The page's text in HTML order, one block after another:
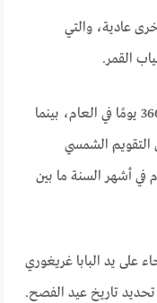
عادية، والتي
القمر.
لذا، سنجد أن الأيام الكبيسة تُقدر بحوالي 366 يومًا في العام، بينما
بين التقويم الشمسي
في أشهر السنة ما بين
على يد البابا غريغوري